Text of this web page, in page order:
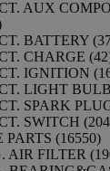
AUX
BATTERY
CHARGE 42
IGNITION
LIGHT BULB
SPARK
SWITCH 204
PARTS 16550
AIR FILTER